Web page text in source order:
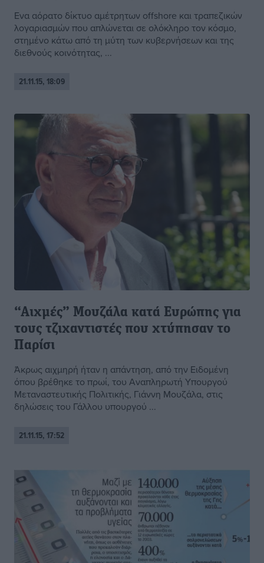
Ενα αόρατο δίκτυο αμέτρητων offshore και τραπεζικών
λογαριασμών που απλώνεται σε ολόκληρο τον κόσμο,
στημένο κάτω από τη μύτη των κυβερνήσεων και της
διεθνούς κοινότητας, ...
21.11.15, 18:09
“Αιχμές” Μουζάλα κατά Ευρώπης για
τους τζιχαντιστές που χτύπησαν το
Παρίσι
Άκρως αιχμηρή ήταν η απάντηση, από την Ειδομένη
όπου βρέθηκε το πρωί, του Αναπληρωτή Υπουργού
Μεταναστευτικής Πολιτικής, Γιάννη Μουζάλα, στις
δηλώσεις του Γάλλου υπουργού ...
21.11.15, 17:52